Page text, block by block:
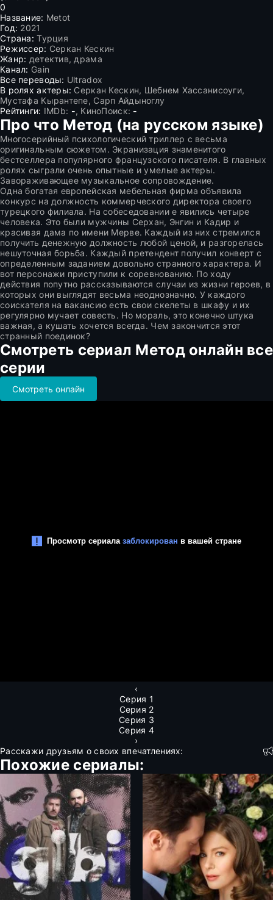
0
Название: Metot
Год: 2021
Страна: Турция
Режиссер: Серкан Кескин
Жанр: детектив, драма
Канал: Gain
Все переводы: Ultradox
В ролях актеры: Серкан Кескин, Шебнем Хассанисоуги,
Мустафа Кырантепе, Сарп Айдыноглу
Рейтинги: IMDb: -, КиноПоиск: -
Про что Метод (на русском языке)
Многосерийный психологический триллер с весьма
оригинальным сюжетом. Экранизация знаменитого
бестселлера популярного французского писателя. В главных
ролях сыграли очень опытные и умелые актеры.
Завораживающее музыкальное сопровождение.
Одна богатая европейская мебельная фирма объявила
конкурс на должность коммерческого директора своего
турецкого филиала. На собеседовании е явились четыре
человека. Это были мужчины Серхан, Энгин и Кадир и
красивая дама по имени Мерве. Каждый из них стремился
получить денежную должность любой ценой, и разгорелась
нешуточная борьба. Каждый претендент получил конверт с
определенным заданием довольно странного характера. И
вот персонажи приступили к соревнованию. По ходу
действия попутно рассказываются случаи из жизни героев, в
которых они выглядят весьма неоднозначно. У каждого
соискателя на вакансию есть свои скелеты в шкафу и их
регулярно мучает совесть. Но мораль, это конечно штука
важная, а кушать хочется всегда. Чем закончится этот
странный поединок?
Смотреть сериал Метод онлайн все
серии
Смотреть онлайн
‹
Серия 1
Серия 2
Серия 3
Серия 4
›
Расскажи друзьям о своих впечатлениях:
Похожие сериалы: